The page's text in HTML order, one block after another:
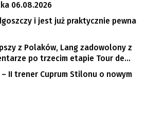
06.08.2026
i jest już praktycznie pewna
z Polaków, Lang zadowolony z
po trzecim etapie Tour de
– II trener Cuprum Stilonu o nowym